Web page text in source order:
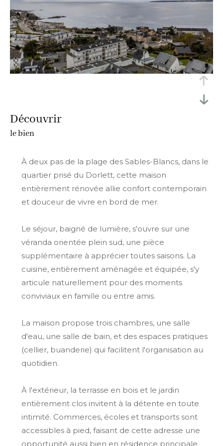
découvrir
le bien
À deux pas de la plage des Sables-Blancs, dans le
quartier prisé du Dorlett, cette maison
entièrement rénovée allie confort contemporain
et douceur de vivre en bord de mer.
Le séjour, baigné de lumière, s'ouvre sur une
véranda orientée plein sud, une pièce
supplémentaire à apprécier toutes saisons. La
cuisine, entièrement aménagée et équipée, s'y
articule naturellement pour des moments
conviviaux en famille ou entre amis.
La maison propose trois chambres, une salle
d'eau, une salle de bain, et des espaces pratiques
(cellier, buanderie) qui facilitent l'organisation au
quotidien.
À l'extérieur, la terrasse en bois et le jardin
entièrement clos invitent à la détente en toute
intimité. Commerces, écoles et transports sont
accessibles à pied, faisant de cette adresse une
opportunité aussi bien en résidence principale